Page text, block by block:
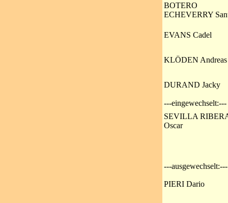
BOTERO
ECHEVERRY
EVANS Cadel
KLÖDEN Andreas
DURAND Jacky
---eingewechselt:---
SEVILLA
Oscar
---ausgewechselt:---
PIERI Dario